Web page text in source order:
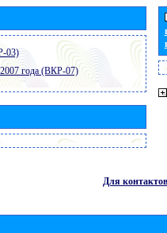
03)
года (ВКР-07)
Для контактов